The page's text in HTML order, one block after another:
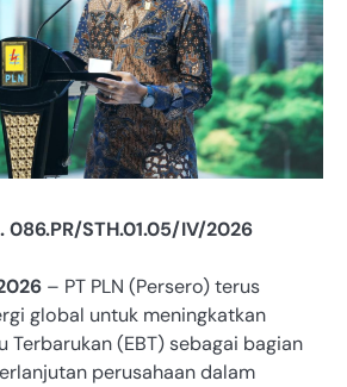
086.PR/STH.01.05/IV/2026
– PT PLN (Persero) terus
global untuk meningkatkan
Terbarukan (EBT) sebagai bagian
perusahaan dalam